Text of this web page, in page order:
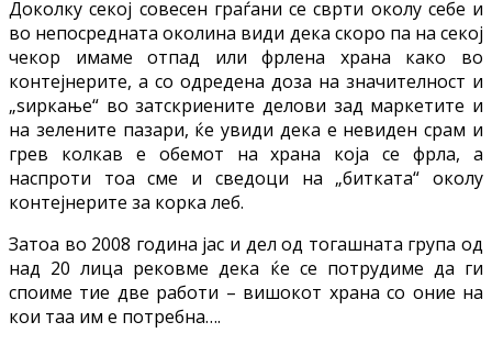
Доколку секој совесен граѓани се сврти околу себе и
во непосредната околина види дека скоро па на секој
чекор имаме отпад или фрлена храна како во
контејнерите, а со одредена доза на значителност и
„ѕиркање“ во затскриените делови зад маркетите и
на зелените пазари, ќе увиди дека е невиден срам и
грев колкав е обемот на храна која се фрла, а
наспроти тоа сме и сведоци на „битката“ околу
контејнерите за корка леб.
Затоа во 2008 година јас и дел од тогашната група од
над 20 лица рековме дека ќе се потрудиме да ги
споиме тие две работи – вишокот храна со оние на
кои таа им е потребна….